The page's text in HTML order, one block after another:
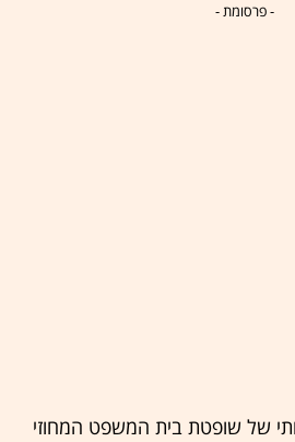
- פרסומת -
של שופטת בית המשפט המחוזי